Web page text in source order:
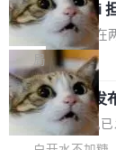
环。崔添翼招人
更复杂的视觉控制
1，U1.5-Lite-
提升： 原生支持
理、细节与真实世
生成与复杂版式组
Alan Griffiths 在
tl 是一个 Ubuntu
是 Ubuntu 专有
所以 deb 版本的
untu 用户在用，
的。 从 deb 到
hwlib 硬件 API
Dario Amodei
只为金钱，不为
顶级 AI 研究员在
隔了几天。 Lilian
离开 Thinking
创始人的角色「
ation 就曝出她将
改进方向的研究
局
FFmpeg 9.0 发
FFmpeg 9.0 现已
新日志列出的 9.0